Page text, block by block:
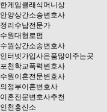
한게임클래식머니상
안양상간소송변호사
정리수납전문가
수원대형로펌
수원상간소송변호사
인터넷가입사은품많이주는곳
포천학교폭력변호사
수원이혼전문변호사
의정부이혼변호사
이혼전문변호사추천
인천흥신소